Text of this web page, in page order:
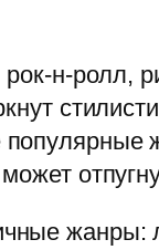
рок-н-ролл,
жанры: